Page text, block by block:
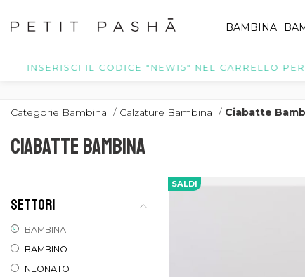
BAMBINA
INSERISCI IL CODICE "NEW15" NEL CARRELLO
Categorie Bambina / Calzature Bambina / Ciabatte
CIABATTE BAMBINA
SETTORI
BAMBINA
BAMBINO
NEONATO
SALDI